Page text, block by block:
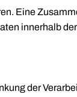
Eine
innerhalb
der